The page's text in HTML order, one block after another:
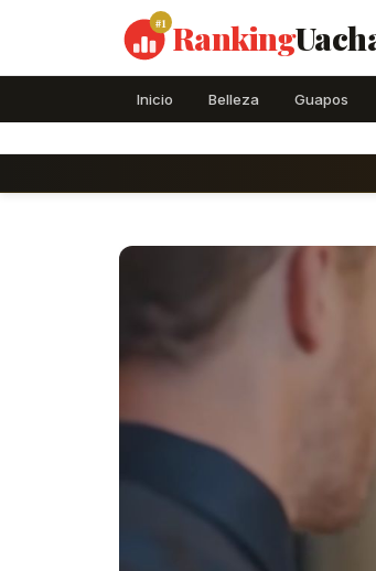
#1 Ranking
Inicio Belleza Guapos